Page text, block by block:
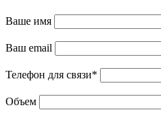
Ваше имя
Ваш email
Телефон для связи*
Объем